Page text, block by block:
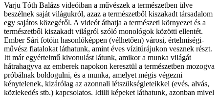
Varju Tóth Balázs videóiban a művészek a természetben ülve
beszélnek saját világukról, azaz a természetből kiszakadt társadalom
egy sajátos közegéről. A videót áthatja a természeti környezet és a
természetből kiszakadt világról szóló monológok közötti ellentét.
Ember Sári fotóin hasonlóképpen (vélhetően) városi, értelmiségi-
művész fiatalokat láthatunk, amint éves vízitúrájukon vesznek részt.
Itt már egyértelmű kivonulást látunk, amikor a munka világát
hátrahagyva az emberek napokon keresztül a természetben mozogva
próbálnak boldogulni, és a munka, amelyet mégis végezni
kénytelenek, kizárólag az azonnali létszükségleteikkel (evés, alvás,
közlekedés stb.) kapcsolatos. Idilli képeket láthatunk, azonban mivel